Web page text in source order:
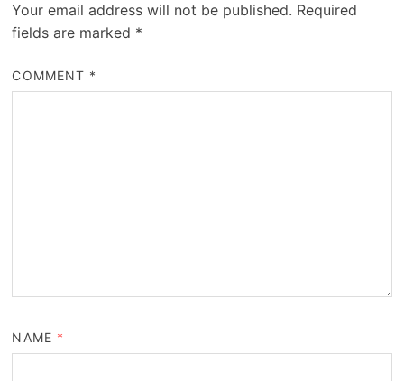
Your email address will not be published. Required
fields are marked *
COMMENT *
NAME *